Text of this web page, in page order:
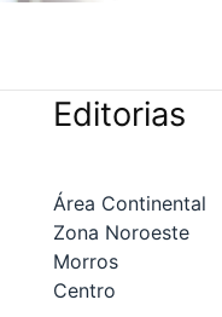
Editorias
Área Continental
Zona Noroeste
Morros
Centro